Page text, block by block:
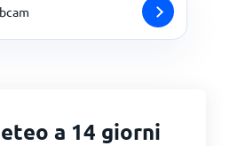
a 14 giorni